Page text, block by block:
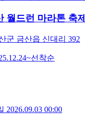
월드런 마라톤 축제
군 금산읍 신대리 392
선착순
2026.09.03 00:00